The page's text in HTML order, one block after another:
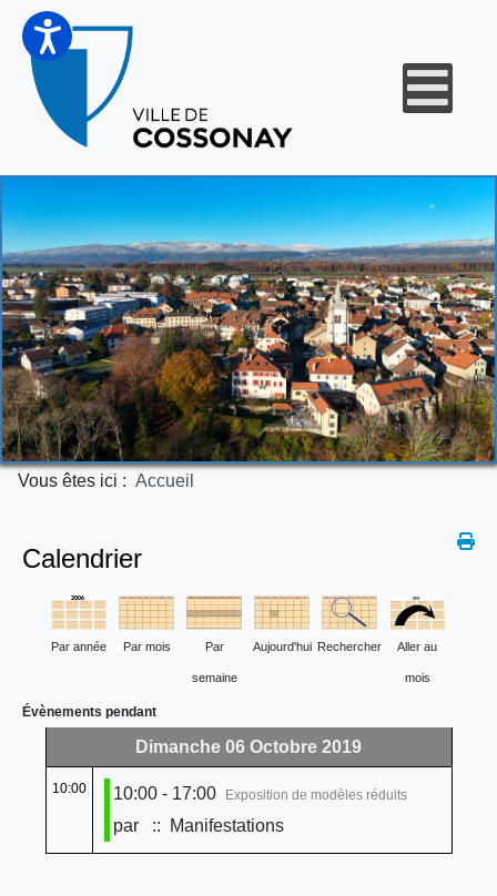
Vous êtes ici : Accueil
Calendrier
Par année Par mois Par
semaine
Aujourd'hui Rechercher Aller au
mois
Évènements pendant
Dimanche 06 Octobre 2019
10:00 10:00 - 17:00 Exposition de modèles réduits
par :: Manifestations